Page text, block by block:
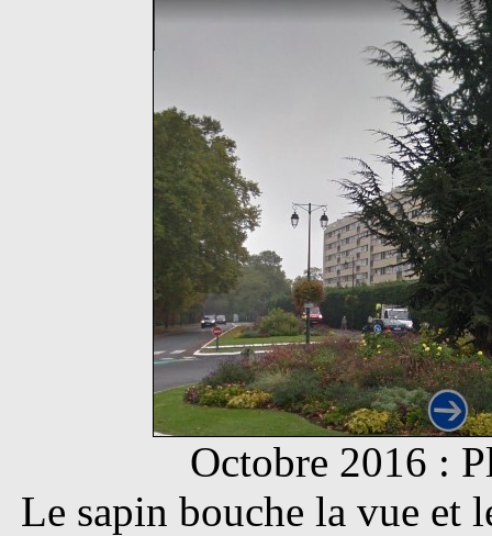
Octobre 2016 :
Le sapin bouche la vue et